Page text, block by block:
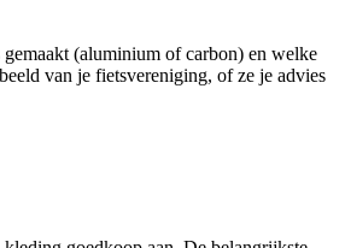
(aluminium of carbon) en welke
van je fietsvereniging, of ze je advies